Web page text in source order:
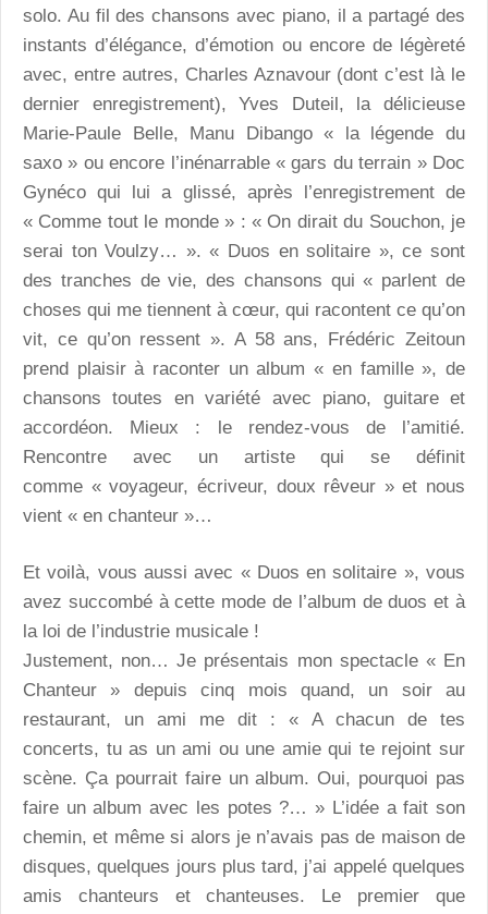
solo. Au fil des chansons avec piano, il a partagé des
instants d’élégance, d’émotion ou encore de légèreté
avec, entre autres, Charles Aznavour (dont c’est là le
dernier enregistrement), Yves Duteil, la délicieuse
Marie-Paule Belle, Manu Dibango « la légende du
saxo » ou encore l’inénarrable « gars du terrain » Doc
Gynéco qui lui a glissé, après l’enregistrement de
« Comme tout le monde » : « On dirait du Souchon, je
serai ton Voulzy… ». « Duos en solitaire », ce sont
des tranches de vie, des chansons qui « parlent de
choses qui me tiennent à cœur, qui racontent ce qu’on
vit, ce qu’on ressent ». A 58 ans, Frédéric Zeitoun
prend plaisir à raconter un album « en famille », de
chansons toutes en variété avec piano, guitare et
accordéon. Mieux : le rendez-vous de l’amitié.
Rencontre avec un artiste qui se définit
comme « voyageur, écriveur, doux rêveur » et nous
vient « en chanteur »…
Et voilà, vous aussi avec « Duos en solitaire », vous
avez succombé à cette mode de l’album de duos et à
la loi de l’industrie musicale !
Justement, non… Je présentais mon spectacle « En
Chanteur » depuis cinq mois quand, un soir au
restaurant, un ami me dit : « A chacun de tes
concerts, tu as un ami ou une amie qui te rejoint sur
scène. Ça pourrait faire un album. Oui, pourquoi pas
faire un album avec les potes ?… » L’idée a fait son
chemin, et même si alors je n’avais pas de maison de
disques, quelques jours plus tard, j’ai appelé quelques
amis chanteurs et chanteuses. Le premier que